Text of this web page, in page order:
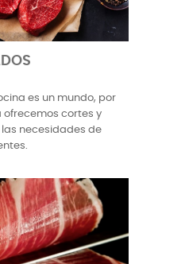
es un mundo, por
ofrecemos cortes y
necesidades de